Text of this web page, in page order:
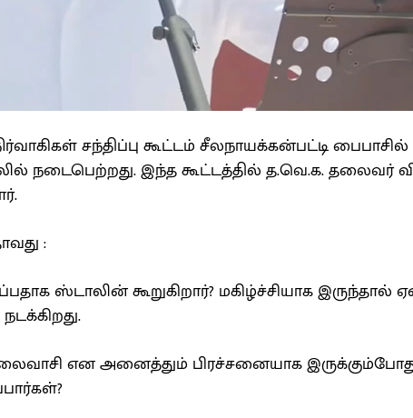
சந்திப்பு கூட்டம் சீலநாயக்கன்பட்டி
நடைபெற்றது. இந்த கூட்டத்தில் த.வெ.க. தலைவர்
:
ஸ்டாலின் கூறுகிறார்? மகிழ்ச்சியாக இருந்தால்
என அனைத்தும் பிரச்சனையாக